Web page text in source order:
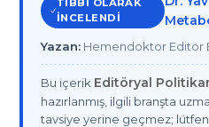
TIBBI OLARAK
INCELENDI
Yazan: Hemendoktor Editör
Bu içerik Editöryal
hazırlanmış, ilgili branşta
tavsiye yerine geçmez; lütfen